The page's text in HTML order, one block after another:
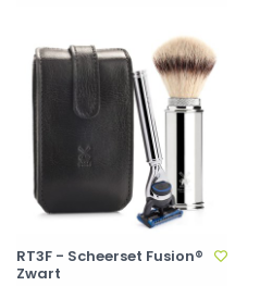
RT3F - Scheerset Fusion®
Zwart